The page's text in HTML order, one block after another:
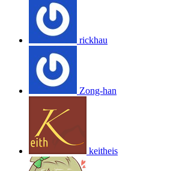
rickhau
Zong-han
keitheis